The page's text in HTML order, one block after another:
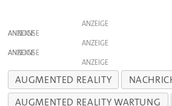
ANZEIGE
ANZEIGE
ANZEIGE
ANZEIGE
ANZEIGE
AUGMENTED REALITY
AUGMENTED REALITY WARTUNG